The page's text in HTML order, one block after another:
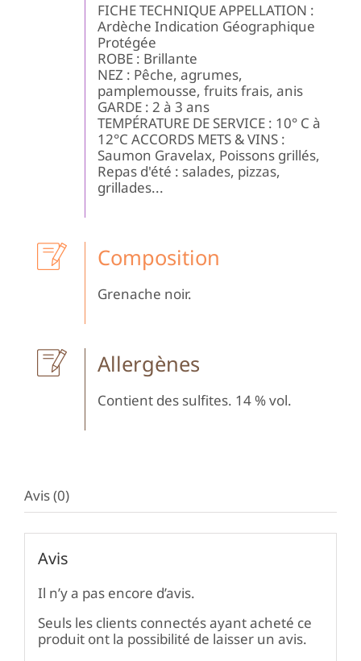
FICHE TECHNIQUE APPELLATION :
Ardèche Indication Géographique
Protégée
ROBE : Brillante
NEZ : Pêche, agrumes,
pamplemousse, fruits frais, anis
GARDE : 2 à 3 ans
TEMPÉRATURE DE SERVICE : 10° C à
12°C ACCORDS METS & VINS :
Saumon Gravelax, Poissons grillés,
Repas d'été : salades, pizzas,
grillades...
Composition
Grenache noir.
Allergènes
Contient des sulfites. 14 % vol.
Avis (0)
Avis
Il n’y a pas encore d’avis.
Seuls les clients connectés ayant acheté ce
produit ont la possibilité de laisser un avis.